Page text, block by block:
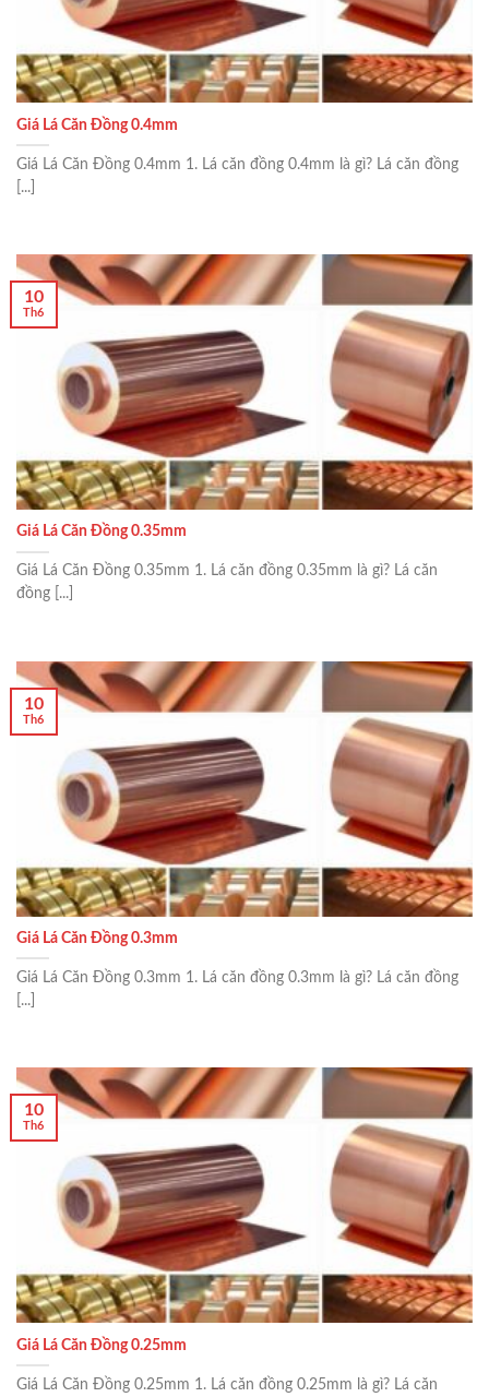
Giá Lá Căn Đồng 0.4mm
Giá Lá Căn Đồng 0.4mm 1. Lá căn đồng 0.4mm là gì? Lá căn đồng
[...]
Giá Lá Căn Đồng 0.35mm
Giá Lá Căn Đồng 0.35mm 1. Lá căn đồng 0.35mm là gì? Lá căn
đồng [...]
10
Th6
Giá Lá Căn Đồng 0.3mm
Giá Lá Căn Đồng 0.3mm 1. Lá căn đồng 0.3mm là gì? Lá căn đồng
[...]
10
Th6
Giá Lá Căn Đồng 0.25mm
Giá Lá Căn Đồng 0.25mm 1. Lá căn đồng 0.25mm là gì? Lá căn
10
Th6